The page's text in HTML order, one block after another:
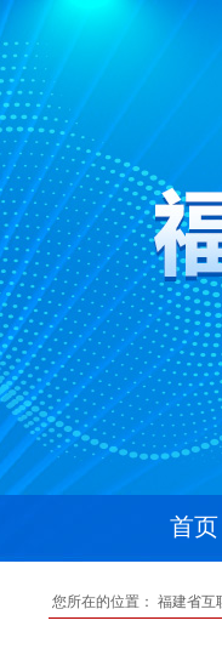
首页
您所在的位置： 福建省互